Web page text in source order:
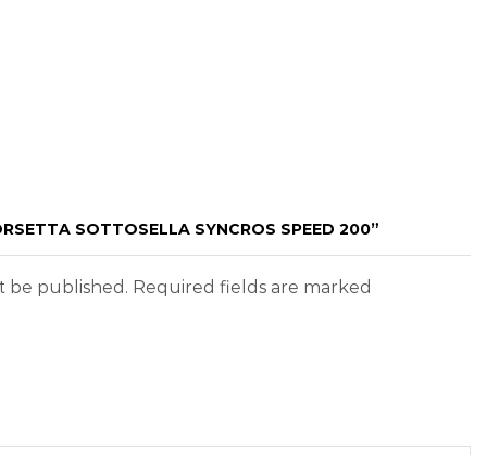
SOTTOSELLA SYNCROS SPEED 200”
be published. Required fields are marked